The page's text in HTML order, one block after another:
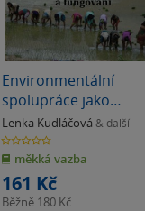
Environmentální
spolupráce jako
nástroj řešení
konfliktů. Aktéři,
podmínky vzniku a
fungování
Lenka Kudláčová & další
0.0
z
5
hvězdiček
měkká vazba
161 Kč
Běžně 180 Kč